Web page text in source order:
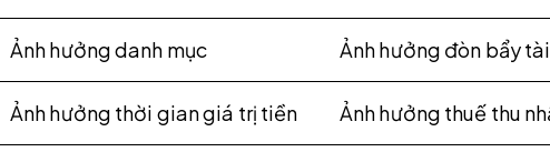
Ảnh hưởng danh mục Ảnh hưởng đòn bẩy
Ảnh hưởng thời gian giá trị tiền Ảnh hưởng thuế thu